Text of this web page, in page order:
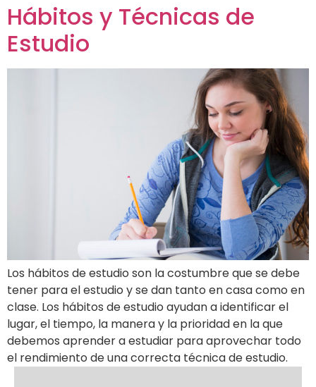
Hábitos y Técnicas de
Estudio
Los hábitos de estudio son la costumbre que se debe
tener para el estudio y se dan tanto en casa como en
clase. Los hábitos de estudio ayudan a identificar el
lugar, el tiempo, la manera y la prioridad en la que
debemos aprender a estudiar para aprovechar todo
el rendimiento de una correcta técnica de estudio.